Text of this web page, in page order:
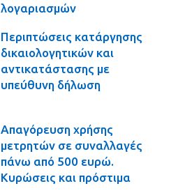
λογαριασμών
Περιπτώσεις κατάργησης
δικαιολογητικών και
αντικατάστασης με
υπεύθυνη δήλωση
Απαγόρευση χρήσης
μετρητών σε συναλλαγές
πάνω από 500 ευρώ.
Κυρώσεις και πρόστιμα